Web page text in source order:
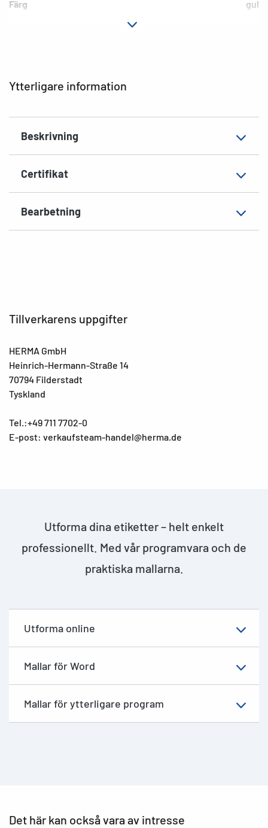
Ytterligare information
Beskrivning
Certifikat
Bearbetning
Färg gul
Tillverkarens uppgifter
HERMA GmbH
Heinrich-Hermann-Straße 14
70794 Filderstadt
Tyskland
Tel.:+49 711 7702-0
E-post: verkaufsteam-handel@herma.de
Utforma dina etiketter – helt enkelt
professionellt. Med vår programvara och de
praktiska mallarna.
Utforma online
Mallar för Word
Mallar för ytterligare program
Det här kan också vara av intresse